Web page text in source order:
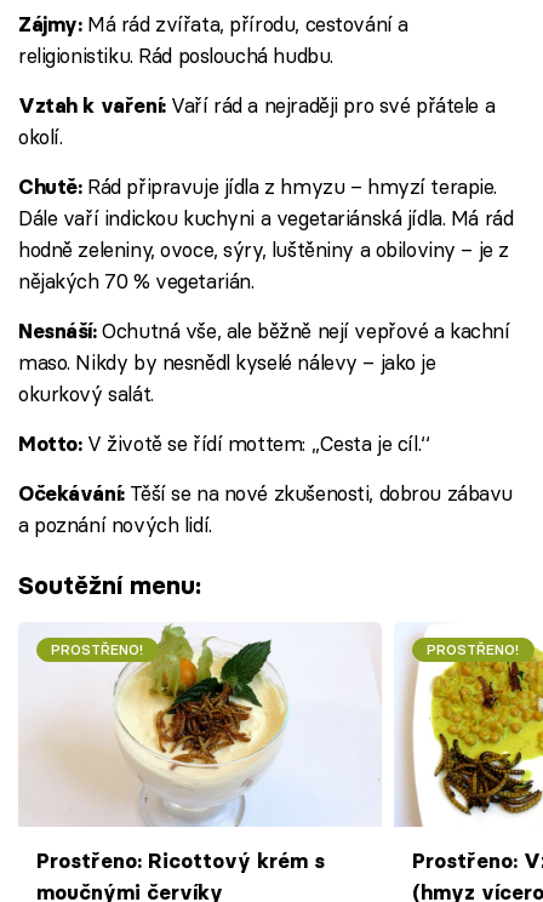
Zájmy: Má rád zvířata, přírodu, cestování a
religionistiku. Rád poslouchá hudbu.
Vztah k vaření: Vaří rád a nejraději pro své přátele a
okolí.
Chutě: Rád připravuje jídla z hmyzu – hmyzí terapie.
Dále vaří indickou kuchyni a vegetariánská jídla. Má rád
hodně zeleniny, ovoce, sýry, luštěniny a obiloviny – je z
nějakých 70 % vegetarián.
Nesnáší:Ochutná vše, ale běžně nejí vepřové a kachní
maso. Nikdy by nesnědl kyselé nálevy – jako je
okurkový salát.
Motto: V životě se řídí mottem: ,,Cesta je cíl.‘‘
Očekávání: Těší se na nové zkušenosti, dobrou zábavu
a poznání nových lidí.
Soutěžní menu:
PROSTŘENO!
Prostřeno: Ricottový krém s
moučnými červíky
PROSTŘENO!
Prostřeno:
(hmyz